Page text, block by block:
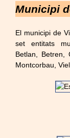
Municipi
El municipi de
set entitats
Betlan, Betren,
Montcorbau,